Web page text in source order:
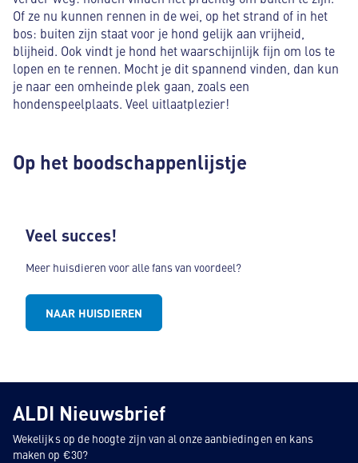
Of ze nu kunnen rennen in de wei, op het strand of in het
bos: buiten zijn staat voor je hond gelijk aan vrijheid,
blijheid. Ook vindt je hond het waarschijnlijk fijn om los te
lopen en te rennen. Mocht je dit spannend vinden, dan kun
je naar een omheinde plek gaan, zoals een
hondenspeelplaats. Veel uitlaatplezier!
Op het boodschappenlijstje
Veel succes!
Meer huisdieren voor alle fans van voordeel?
NAAR HUISDIEREN
ALDI Nieuwsbrief
Wekelijks op de hoogte zijn van al onze aanbiedingen en kans
maken op €30?